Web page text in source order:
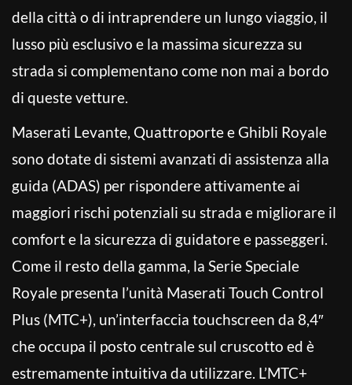
della città o di intraprendere un lungo viaggio, il
lusso più esclusivo e la massima sicurezza su
strada si complementano come non mai a bordo
di queste vetture.
Maserati Levante, Quattroporte e Ghibli Royale
sono dotate di sistemi avanzati di assistenza alla
guida (ADAS) per rispondere attivamente ai
maggiori rischi potenziali su strada e migliorare il
comfort e la sicurezza di guidatore e passeggeri.
Come il resto della gamma, la Serie Speciale
Royale presenta l’unità Maserati Touch Control
Plus (MTC+), un’interfaccia touchscreen da 8,4″
che occupa il posto centrale sul cruscotto ed è
estremamente intuitiva da utilizzare. L’MTC+